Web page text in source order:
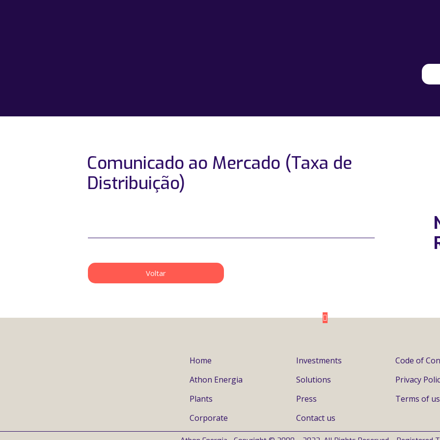
Comunicado ao Mercado (Taxa de
Distribuição)
Voltar
Home
Athon Energia
Plants
Corporate
Investments
Solutions
Press
Contact us
Code of
Privacy
Terms of